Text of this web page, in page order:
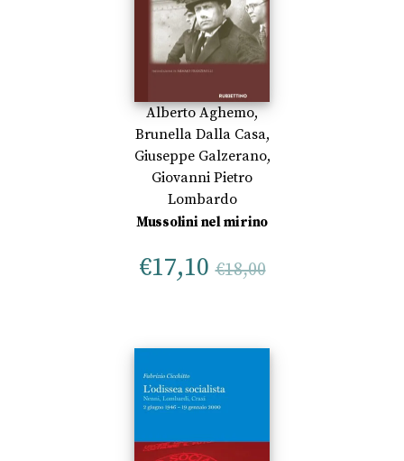
Alberto Aghemo,
Brunella Dalla Casa,
Giuseppe Galzerano,
Giovanni Pietro
Lombardo
Mussolini nel mirino
€17,10 €18,00